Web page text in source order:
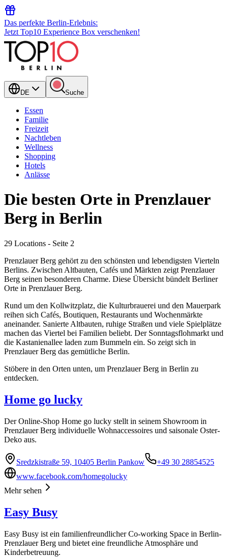
Das perfekte Berlin-Erlebnis:
Jetzt Top10 Experience Box verschenken!
DE Suche
Essen
Familie
Freizeit
Nachtleben
Wellness
Shopping
Hotels
Anlässe
Die besten Orte in Prenzlauer
Berg in Berlin
29 Locations - Seite 2
Prenzlauer Berg gehört zu den schönsten und lebendigsten Vierteln
Berlins. Zwischen Altbauten, Cafés und Märkten zeigt Prenzlauer
Berg seinen besonderen Charme. Diese Übersicht bündelt Berliner
Orte in Prenzlauer Berg.
Rund um den Kollwitzplatz, die Kulturbrauerei und den Mauerpark
reihen sich Cafés, Boutiquen, Restaurants und Wochenmärkte
aneinander. Sanierte Altbauten, ruhige Straßen und viele Spielplätze
machen das Viertel bei Familien beliebt. Der Sonntagsflohmarkt und
die Kastanienallee laden zum Bummeln ein. So zeigt sich in
Prenzlauer Berg das gemütliche Berlin.
Stöbere in den Orten unten, um Prenzlauer Berg in Berlin zu
entdecken.
Home go lucky
Der Online-Shop Home go lucky stellt in seinem Showroom in
Prenzlauer Berg individuelle Wohnaccessoires und saisonale Oster-
Deko aus.
Sredzkistraße 59, 10405 Berlin Pankow
+49 30 28854525
www.facebook.com/homegolucky
Mehr sehen
Easy Busy
Easy Busy ist ein familienfreundlicher Co-working Space in Berlin-
Prenzlauer Berg und bietet eine freundliche Atmosphäre und
Kinderbetreuung.